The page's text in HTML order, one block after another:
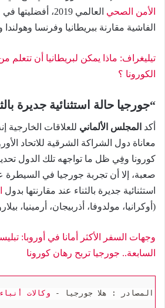
الأمن الصحي
العالمي 2019،
الفاشية مقارنة ببريطانيا وفرنسا وهولندا
تيليغراف: ماذا يمكن لبريطانيا أن
الكورونا ؟
“جورجيا حالة استثنائية جديرة
أكد المجلس الألماني للعلاقات الخارجية
معاناة دول الشراكة الشرقية للاتحاد
كورونا وفِي ظل ما تواجهه تلك الدول
صعبة، إلا أن تجربة جورجيا في السيطرة
استثنائية جديرة بالثناء عند مقارنتها بدول
(أوكرانيا، مولدوفا، أذربيجان، أرمينيا،
وجهات السفر الأكثر أمانا في أوروبا:
السابعة.. جورجيا تربح رهان كورونا
المصادر : هلا جورجيا - وكالات أنباء